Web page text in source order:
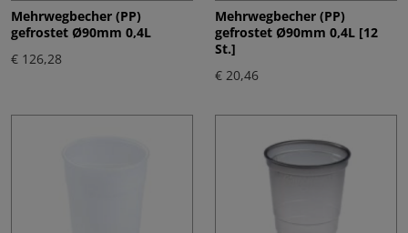
Mehrwegbecher (PP)
gefrostet Ø90mm 0,4L
€ 126,28
Mehrwegbecher (PP)
gefrostet Ø90mm 0,4L [12
St.]
€ 20,46